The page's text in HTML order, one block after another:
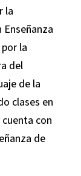
la
la
del
de la
clases en
con
de